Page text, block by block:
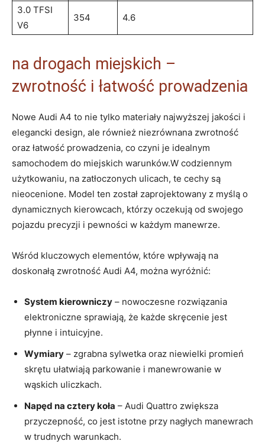
3.0 TFSI
V6
354 4.6
na drogach miejskich –
zwrotność i łatwość prowadzenia
Nowe Audi A4 to nie tylko materiały najwyższej jakości i
elegancki design, ale również niezrównana zwrotność
oraz łatwość prowadzenia, co czyni je idealnym
samochodem do miejskich warunków.W codziennym
użytkowaniu, na zatłoczonych ulicach, te cechy są
nieocenione. Model ten został zaprojektowany z myślą o
dynamicznych kierowcach, którzy oczekują od swojego
pojazdu precyzji i pewności w każdym manewrze.
Wśród kluczowych elementów, które wpływają na
doskonałą zwrotność Audi A4, można wyróżnić:
System kierowniczy – nowoczesne rozwiązania
elektroniczne sprawiają, że każde skręcenie jest
płynne i intuicyjne.
Wymiary – zgrabna sylwetka oraz niewielki promień
skrętu ułatwiają parkowanie i manewrowanie w
wąskich uliczkach.
Napęd na cztery koła – Audi Quattro zwiększa
przyczepność, co jest istotne przy nagłych manewrach
w trudnych warunkach.